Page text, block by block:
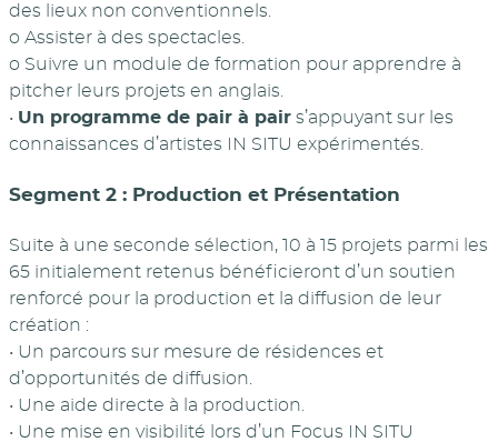
des lieux non conventionnels.
o Assister à des spectacles.
o Suivre un module de formation pour apprendre à
pitcher leurs projets en anglais.
• Un programme de pair à pair s’appuyant sur les
connaissances d’artistes IN SITU expérimentés.
Segment 2 : Production et Présentation
Suite à une seconde sélection, 10 à 15 projets parmi les
65 initialement retenus bénéficieront d’un soutien
renforcé pour la production et la diffusion de leur
création :
• Un parcours sur mesure de résidences et
d’opportunités de diffusion.
• Une aide directe à la production.
• Une mise en visibilité lors d’un Focus IN SITU